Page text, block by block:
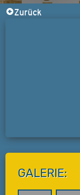
Zurück
GALERIE: